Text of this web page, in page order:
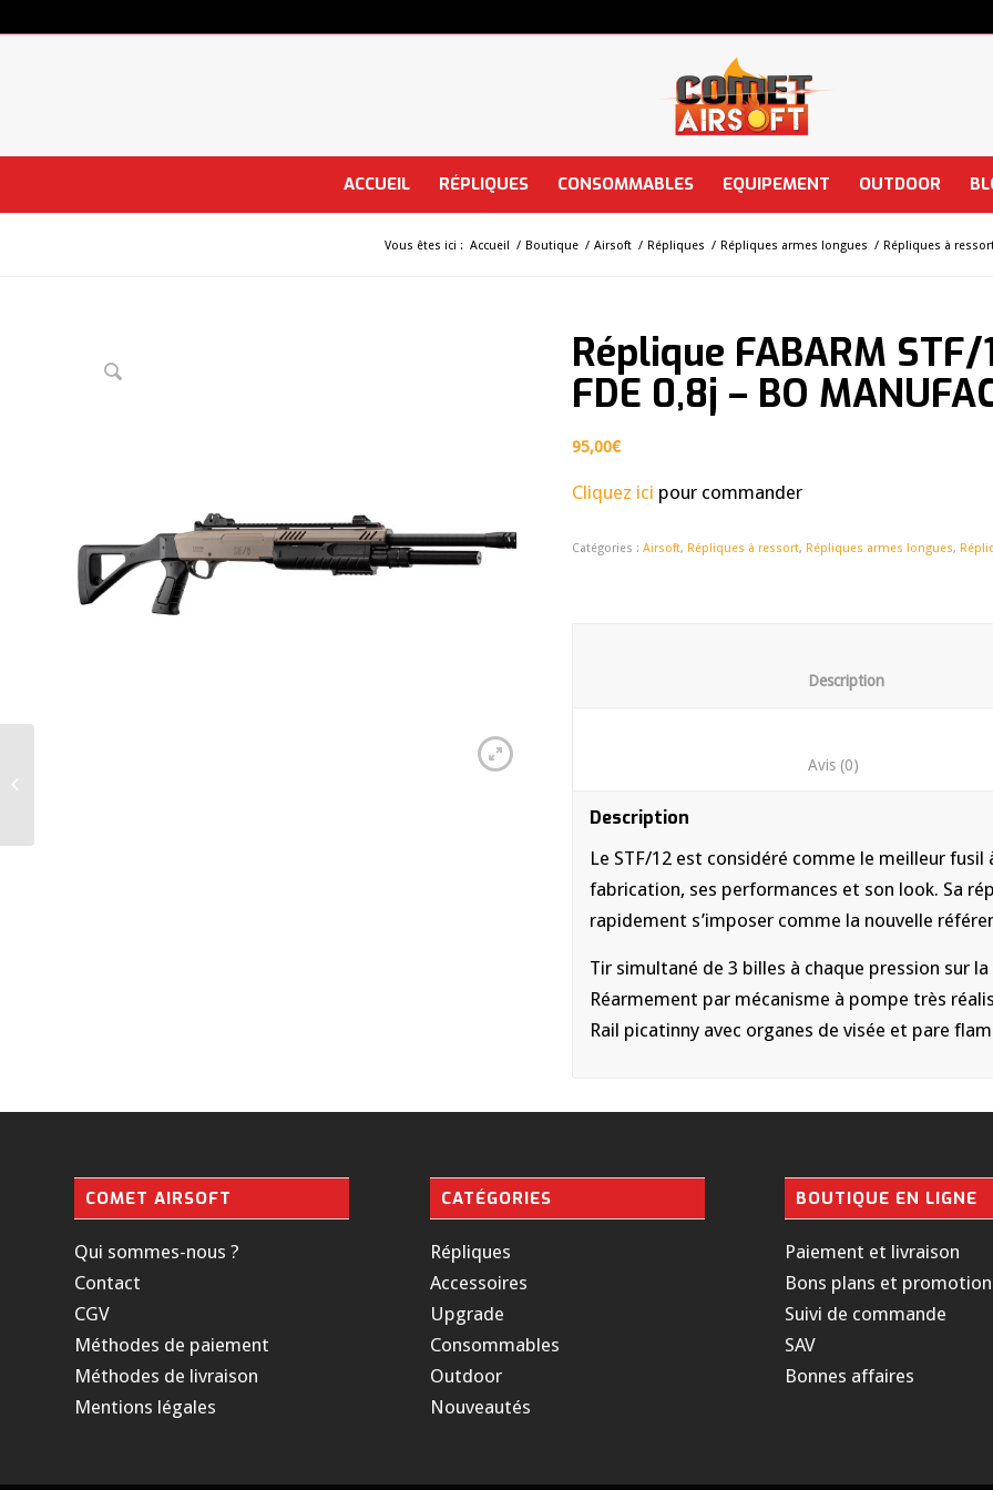
ACCUEIL RÉPLIQUES CONSOMMABLES EQUIPEMENT OUTDOOR
Vous êtes ici : Accueil / Boutique / Airsoft / Répliques / Répliques armes longues / Répliques à
Réplique FABARM
FDE 0,8j – BO
95,00€
Cliquez ici pour commander
Catégories :Airsoft, Répliques à ressort, Répliques armes longues,
Description
Le STF/12 est considéré comme le meilleur
fabrication, ses performances et son look. Sa
rapidement s’imposer comme la nouvelle
Tir simultané de 3 billes à chaque pression sur
Réarmement par mécanisme à pompe très
Rail picatinny avec organes de visée et pare
COMET AIRSOFT
Qui sommes-nous ?
Contact
CGV
Méthodes de paiement
Méthodes de livraison
Mentions légales
CATÉGORIES
Répliques
Accessoires
Upgrade
Consommables
Outdoor
Nouveautés
BOUTIQUE EN LIGNE
Paiement et livraison
Bons plans et
Suivi de commande
SAV
Bonnes affaires